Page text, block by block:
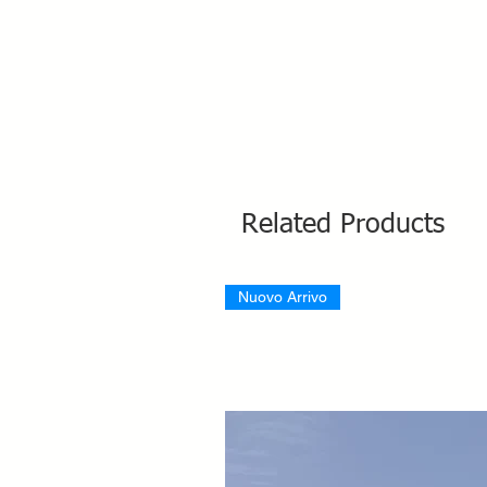
Related Products
Nuovo Arrivo